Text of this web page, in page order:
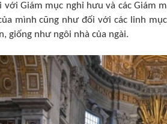
Giám mục nghỉ hưu và các Giám
mình cũng như đối với các linh
giống như ngôi nhà của ngài.